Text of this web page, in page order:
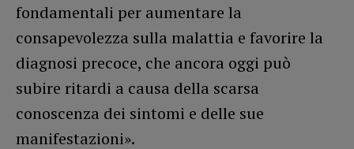
fondamentali per aumentare la
consapevolezza sulla malattia e favorire la
diagnosi precoce, che ancora oggi può
subire ritardi a causa della scarsa
conoscenza dei sintomi e delle sue
manifestazioni».